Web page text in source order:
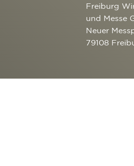
Freiburg
und Messe
Neuer
79108